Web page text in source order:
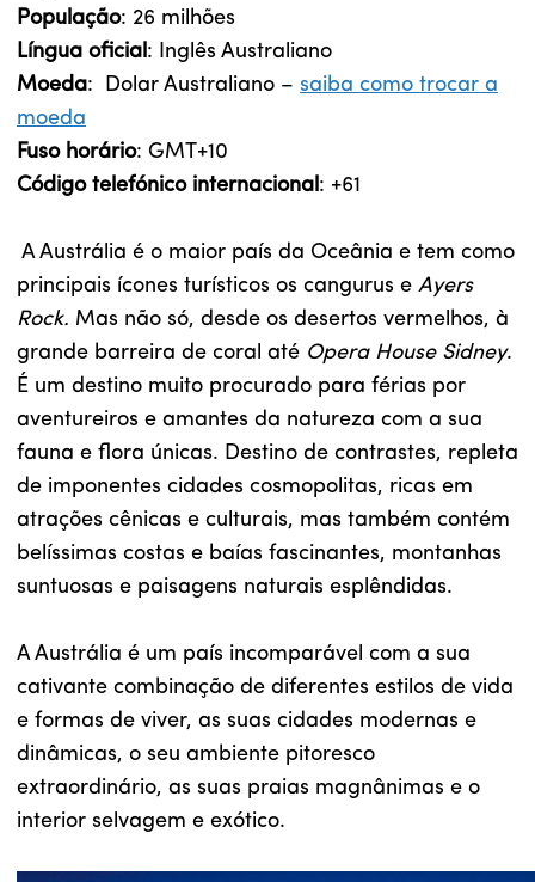
População: 26 milhões
Língua oficial : Inglês Australiano
Moeda: Dolar Australiano – saiba como trocar a
moeda
Fuso horário: GMT+10
Código telefónico internacional : +61
A Austrália é o maior país da Oceânia e tem como
principais ícones turísticos os cangurus e Ayers
Rock. Mas não só, desde os desertos vermelhos, à
grande barreira de coral até Opera House Sidney.
É um destino muito procurado para férias por
aventureiros e amantes da natureza com a sua
fauna e flora únicas. Destino de contrastes, repleta
de imponentes cidades cosmopolitas, ricas em
atrações cênicas e culturais, mas também contém
belíssimas costas e baías fascinantes, montanhas
suntuosas e paisagens naturais esplêndidas.
A Austrália é um país incomparável com a sua
cativante combinação de diferentes estilos de vida
e formas de viver, as suas cidades modernas e
dinâmicas, o seu ambiente pitoresco
extraordinário, as suas praias magnânimas e o
interior selvagem e exótico.